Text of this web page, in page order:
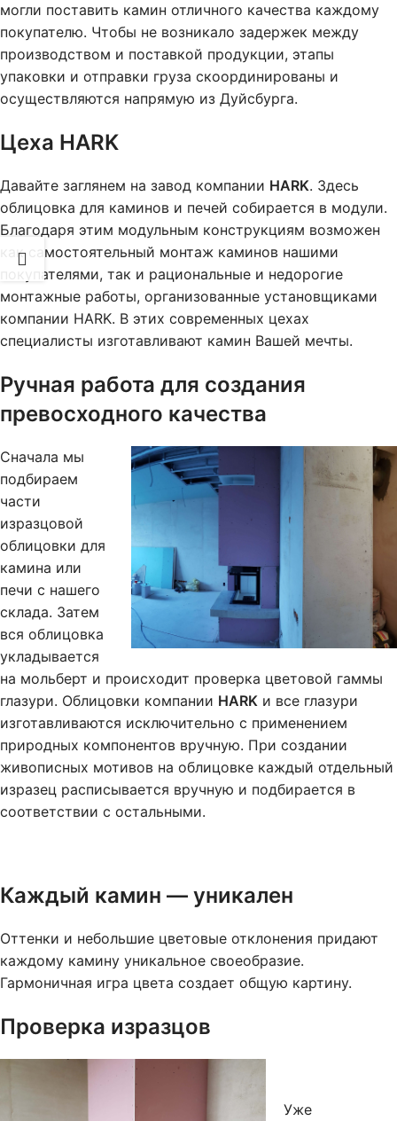
могли поставить камин отличного качества каждому
покупателю. Чтобы не возникало задержек между
производством и поставкой продукции, этапы
упаковки и отправки груза скоординированы и
осуществляются напрямую из Дуйсбурга.
Цеха HARK
Давайте заглянем на завод компании HARK. Здесь
облицовка для каминов и печей собирается в модули.
Благодаря этим модульным конструкциям возможен
как самостоятельный монтаж каминов нашими
покупателями, так и рациональные и недорогие
монтажные работы, организованные установщиками
компании HARK. В этих современных цехах
специалисты изготавливают камин Вашей мечты.
Ручная работа для создания
превосходного качества
Сначала мы
подбираем
части
изразцовой
облицовки для
камина или
печи с нашего
склада. Затем
вся облицовка
укладывается
на мольберт и происходит проверка цветовой гаммы
глазури. Облицовки компании HARK и все глазури
изготавливаются исключительно с применением
природных компонентов вручную. При создании
живописных мотивов на облицовке каждый отдельный
изразец расписывается вручную и подбирается в
соответствии с остальными.
Каждый камин — уникален
Оттенки и небольшие цветовые отклонения придают
каждому камину уникальное своеобразие.
Гармоничная игра цвета создает общую картину.
Проверка изразцов
Уже